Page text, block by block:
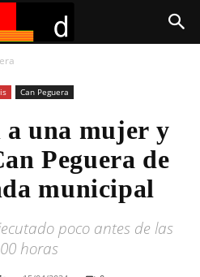
Can Peguera
a una mujer y
Peguera de
municipal
poco antes de las
horas